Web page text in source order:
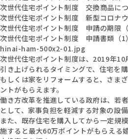
次世代住宅ポイント制度 交換商品につ
次世代住宅ポイント制度 新型コロナウ
次世代住宅ポイント制度 申請の期限（
次世代住宅ポイント制度 申請書類（1）
hinai-ham-500x2-01.jpg
次世代住宅ポイント制度は、2019年
引き上げられるタイミングで、住宅を購
もしくは家をリフォームすると、さま
ントがもらえます。
働き方改革を推進している政府は、若
として、家事負担を軽減する対象の設備
また、既存住宅を購入してから一定規
施すると最大60万ポイントがもらえる